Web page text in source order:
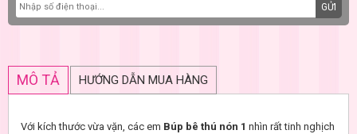
GỬI
MÔ TẢ HƯỚNG DẪN MUA HÀNG
Với kích thước vừa vặn, các em Búp bê thú nón 1 nhìn rất tinh nghịch